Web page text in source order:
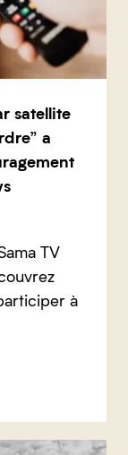
satellite
a
TV
à